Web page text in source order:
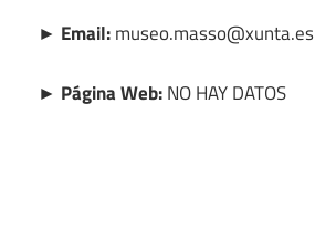
► Email:museo.masso@xunta.es
► Página Web:NO HAY DATOS